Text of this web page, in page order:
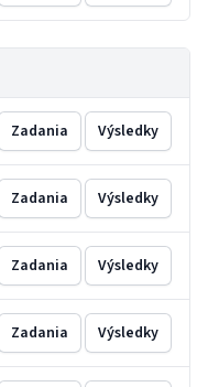
Zadania Výsledky
Zadania Výsledky
Zadania Výsledky
Zadania Výsledky